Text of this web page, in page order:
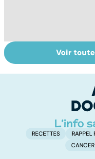
La tuberculose
pulmonaire
Voir
RECETTES RAPPEL
CANCER